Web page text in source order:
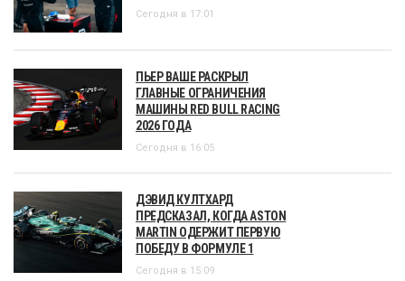
Сегодня в 17:01
ПЬЕР ВАШЕ РАСКРЫЛ
ГЛАВНЫЕ ОГРАНИЧЕНИЯ
МАШИНЫ RED BULL RACING
2026 ГОДА
Сегодня в 16:05
ДЭВИД КУЛТХАРД
ПРЕДСКАЗАЛ, КОГДА ASTON
MARTIN ОДЕРЖИТ ПЕРВУЮ
ПОБЕДУ В ФОРМУЛЕ 1
Сегодня в 15:09